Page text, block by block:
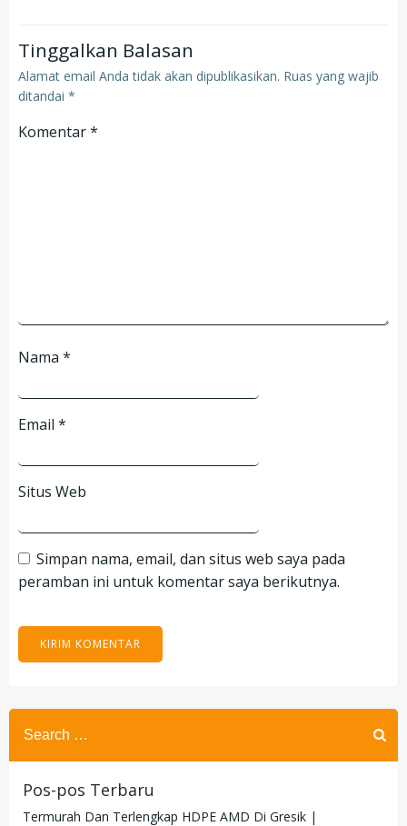
Tinggalkan Balasan
Alamat email Anda tidak akan dipublikasikan. Ruas yang wajib
ditandai *
Komentar*
Nama *
Email *
Situs Web
Simpan nama, email, dan situs web saya pada
peramban ini untuk komentar saya berikutnya.
Search
for:
Pos-pos Terbaru
Termurah Dan Terlengkap HDPE AMD Di Gresik |